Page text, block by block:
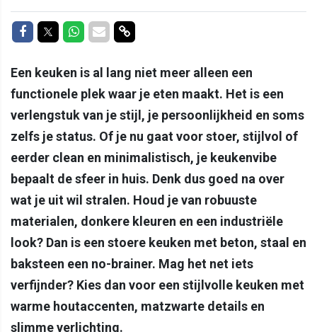
Delen op Facebook
Delen op Twitter
Delen op Whatsapp
Delen via Mail
Delen via link
Een keuken is al lang niet meer alleen een
functionele plek waar je eten maakt. Het is een
verlengstuk van je stijl, je persoonlijkheid en soms
zelfs je status. Of je nu gaat voor stoer, stijlvol of
eerder clean en minimalistisch, je keukenvibe
bepaalt de sfeer in huis. Denk dus goed na over
wat je uit wil stralen. Houd je van robuuste
materialen, donkere kleuren en een industriële
look? Dan is een stoere keuken met beton, staal en
baksteen een no-brainer. Mag het net iets
verfijnder? Kies dan voor een stijlvolle keuken met
warme houtaccenten, matzwarte details en
slimme verlichting.